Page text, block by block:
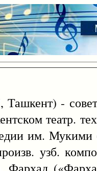
Ташкент) -
театр.
им.
узб.